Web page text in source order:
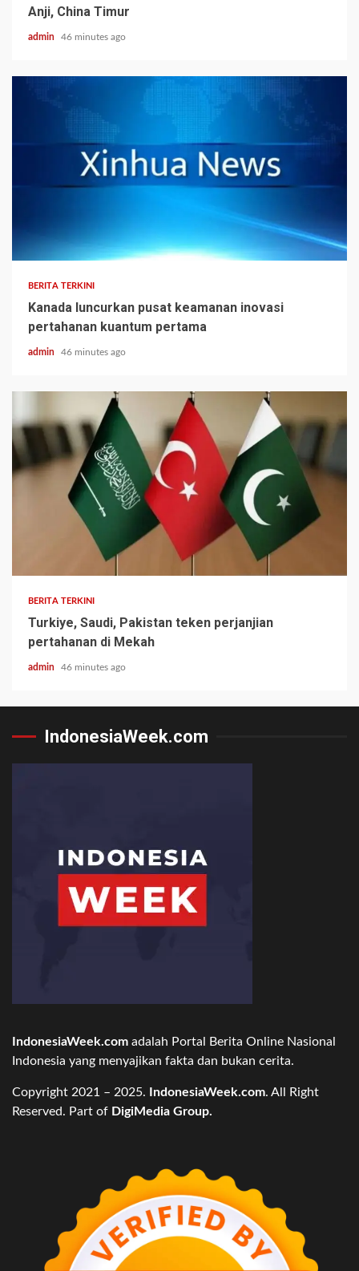
Anji, China Timur
admin 46 minutes ago
BERITA TERKINI
Kanada luncurkan pusat keamanan inovasi
pertahanan kuantum pertama
admin 46 minutes ago
BERITA TERKINI
Turkiye, Saudi, Pakistan teken perjanjian
pertahanan di Mekah
admin 46 minutes ago
IndonesiaWeek.com
IndonesiaWeek.com adalah Portal Berita Online Nasional
Indonesia yang menyajikan fakta dan bukan cerita.
Copyright 2021 – 2025. IndonesiaWeek.com. All Right
Reserved. Part of DigiMedia Group.